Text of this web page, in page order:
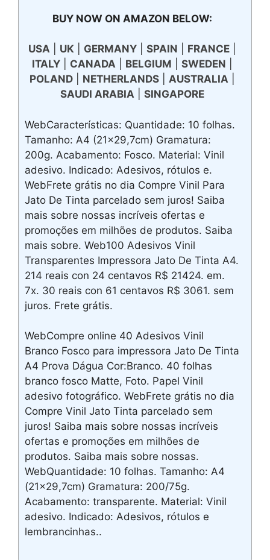
BUY NOW ON AMAZON BELOW:
USA| UK| GERMANY| SPAIN FRANCE|
ITALY| CANADA| BELGIUM SWEDEN
POLAND| NETHERLANDS| AUSTRALIA|
SAUDI ARABIA| SINGAPORE
WebCaracterísticas: Quantidade: 10 folhas.
Tamanho: A4 (21×29,7cm) Gramatura:
200g. Acabamento: Fosco. Material: Vinil
adesivo. Indicado: Adesivos, rótulos e.
WebFrete grátis no dia Compre Vinil Para
Jato De Tinta parcelado sem juros! Saiba
mais sobre nossas incríveis ofertas e
promoções em milhões de produtos. Saiba
mais sobre. Web100 Adesivos Vinil
Transparentes Impressora Jato De Tinta A4.
214 reais con 24 centavos R$ 21424. em.
7x. 30 reais con 61 centavos R$ 3061. sem
juros. Frete grátis.
WebCompre online 40 Adesivos Vinil
Branco Fosco para impressora Jato De Tinta
A4 Prova Dágua Cor:Branco. 40 folhas
branco fosco Matte, Foto. Papel Vinil
adesivo fotográfico. WebFrete grátis no dia
Compre Vinil Jato Tinta parcelado sem
juros! Saiba mais sobre nossas incríveis
ofertas e promoções em milhões de
produtos. Saiba mais sobre nossas.
WebQuantidade: 10 folhas. Tamanho: A4
(21×29,7cm) Gramatura: 200/75g.
Acabamento: transparente. Material: Vinil
adesivo. Indicado: Adesivos, rótulos e
lembrancinhas..